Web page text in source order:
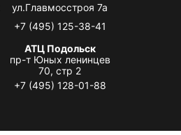
ул.Главмосстроя 7а
+7 (495) 125-38-41
АТЦ Подольск
пр-т Юных ленинцев
70, стр 2
+7 (495) 128-01-88